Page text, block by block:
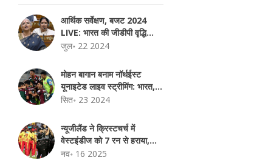
आर्थिक सर्वेक्षण, बजट 2024
LIVE: भारत की जीडीपी वृद्धि
6.5-7% पर पहुंची
जुल॰ 22 2024
मोहन बागान बनाम नॉर्थईस्ट
यूनाइटेड लाइव स्ट्रीमिंग: भारत,
यूएसए, यूके में कैसे देखें ISL
सित॰ 23 2024
न्यूजीलैंड ने क्रिस्टचर्च में
वेस्टइंडीज को 7 रन से हराया,
डेरल मिचेल की शतक पारी ने दिया
नव॰ 16 2025